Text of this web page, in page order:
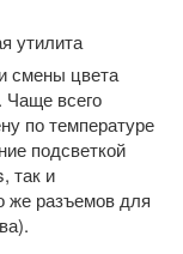
утилита
смены цвета
всего
по температуре
подсветкой
так и
же разъемов для